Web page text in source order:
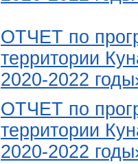
ОТЧЕТ по
территории
2020-2022
ОТЧЕТ по
территории
2020-2022